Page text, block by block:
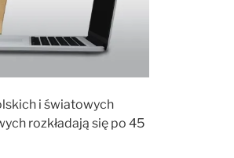
i światowych
rozkładają się po 45